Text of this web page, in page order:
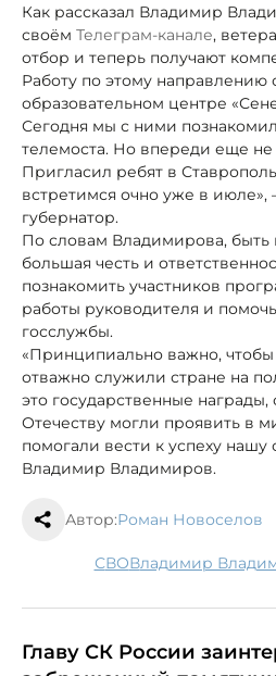
Как рассказал Владимир
своём Телеграм-канале,
отбор и теперь получают
Работу по этому направлению
образовательном центре
Сегодня мы с ними
телемоста. Но впереди еще не
Пригласил ребят в
встретимся очно уже в июле»,
губернатор.
По словам Владимирова, быть
большая честь и
познакомить участников
работы руководителя и
госслужбы.
«Принципиально важно,
отважно служили стране на
это государственные
Отечеству могли проявить в
помогали вести к успеху нашу
Владимир Владимиров.
Автор:Роман Новоселов
СВО Владимир
Главу СК России